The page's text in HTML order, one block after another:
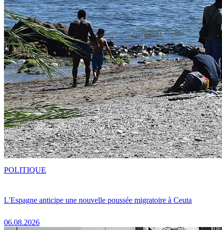
L'Espagne anticipe une nouvelle poussée migratoire à Ceuta
06.08.2026
POLITIQUE